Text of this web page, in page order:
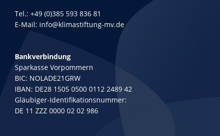
Tel.: +49 (0)385 593 836 81
E-Mail: info@klimastiftung-mv.de
Bankverbindung
Sparkasse Vorpommern
BIC: NOLADE21GRW
IBAN: DE28 1505 0500 0112 2489 42
Gläubiger-Identifikationsnummer:
DE 11 ZZZ 0000 02 02 986